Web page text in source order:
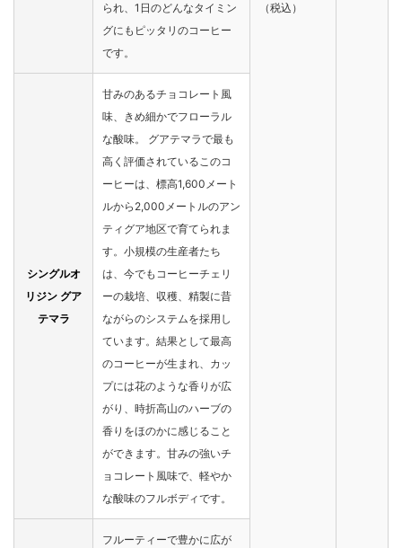
（税込）
られ、1日のどんなタイミン
グにもピッタリのコーヒー
です。
シングルオ
リジン グア
テマラ
甘みのあるチョコレート風
味、きめ細かでフローラル
な酸味。 グアテマラで最も
高く評価されているこのコ
ーヒーは、標高1,600メート
ルから2,000メートルのアン
ティグア地区で育てられま
す。小規模の生産者たち
は、今でもコーヒーチェリ
ーの栽培、収穫、精製に昔
ながらのシステムを採用し
ています。結果として最高
のコーヒーが生まれ、カッ
プには花のような香りが広
がり、時折高山のハーブの
香りをほのかに感じること
ができます。甘みの強いチ
ョコレート風味で、軽やか
な酸味のフルボディです。
フルーティーで豊かに広が